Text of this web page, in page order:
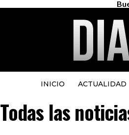
INICIO ACTUALIDAD
Todas las